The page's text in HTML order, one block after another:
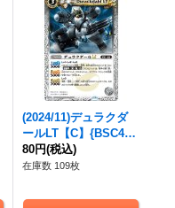
(2024/11)デュラクダ
ールLT【C】{BSC45-
049}《白》
80円(税込)
在庫数 109枚